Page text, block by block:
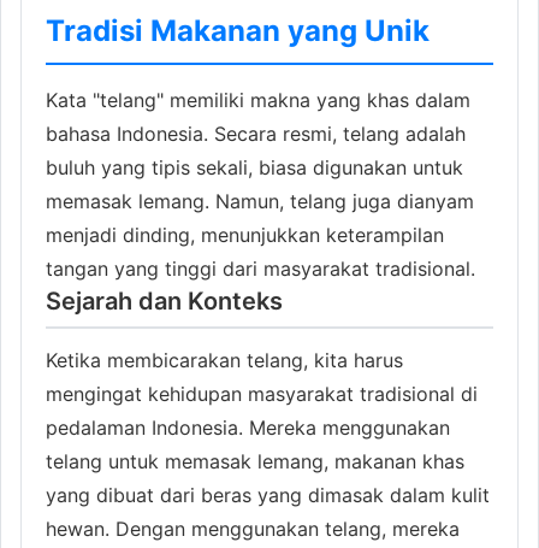
Tradisi Makanan yang Unik
Kata "telang" memiliki makna yang khas dalam
bahasa Indonesia. Secara resmi, telang adalah
buluh yang tipis sekali, biasa digunakan untuk
memasak lemang. Namun, telang juga dianyam
menjadi dinding, menunjukkan keterampilan
tangan yang tinggi dari masyarakat tradisional.
Sejarah dan Konteks
Ketika membicarakan telang, kita harus
mengingat kehidupan masyarakat tradisional di
pedalaman Indonesia. Mereka menggunakan
telang untuk memasak lemang, makanan khas
yang dibuat dari beras yang dimasak dalam kulit
hewan. Dengan menggunakan telang, mereka